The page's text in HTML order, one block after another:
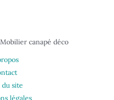
canapé déco
du site
légales